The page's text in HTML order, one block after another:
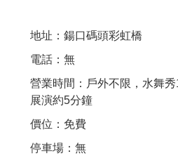
地址：鍚口碼頭彩虹橋
電話：無
營業時間：戶外不限，水舞
展演約5分鐘
價位：免費
停車場：無